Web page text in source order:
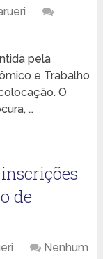
pela
e Trabalho
O
…
de
Nenhum